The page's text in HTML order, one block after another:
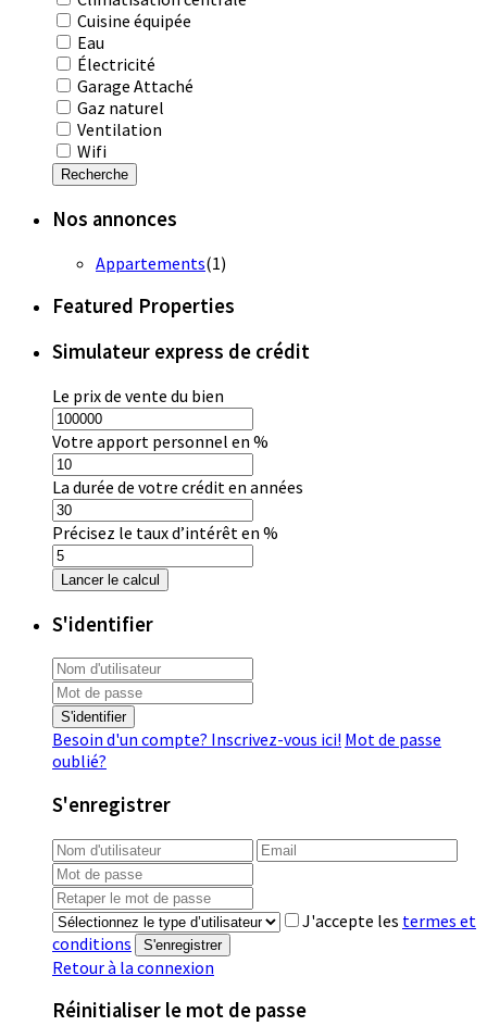
Cuisine équipée
Eau
Électricité
Garage Attaché
Gaz naturel
Ventilation
Wifi
Recherche
Nos annonces
Appartements(1)
Featured Properties
Simulateur express de crédit
Le prix de vente du bien
Votre apport personnel en %
La durée de votre crédit en années
Précisez le taux d’intérêt en %
Lancer le calcul
S'identifier
S'identifier
Besoin d'un compte? Inscrivez-vous ici! Mot de passe
oublié?
S'enregistrer
J'accepte les termes et
conditions
S'enregistrer
Retour à la connexion
Réinitialiser le mot de passe